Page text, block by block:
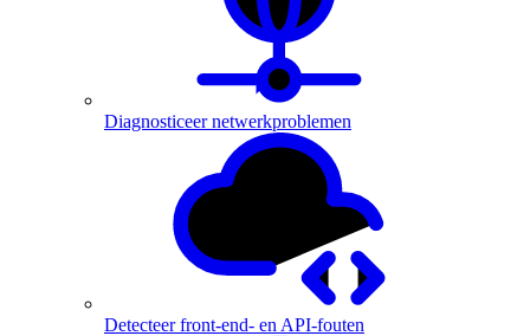
Diagnosticeer netwerkproblemen
Detecteer front-end- en API-fouten